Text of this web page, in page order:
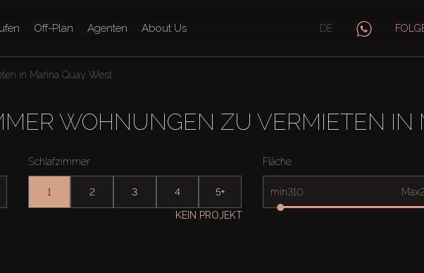
Off-Plan Agenten About Us DE
in Marina Quay West
WOHNUNGEN ZU VERMIETEN IN
Schlafzimmer
1 2 3 4 5+
Fläche
min Max
KEIN PROJEKT